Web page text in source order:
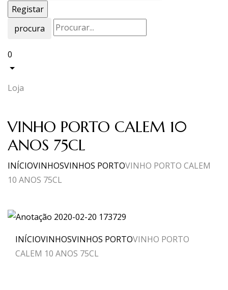
procura
0
Loja
VINHO PORTO CALEM 10
ANOS 75CL
INÍCIOVINHOSVINHOS PORTOVINHO PORTO CALEM
10 ANOS 75CL
INÍCIOVINHOSVINHOS PORTOVINHO PORTO
CALEM 10 ANOS 75CL